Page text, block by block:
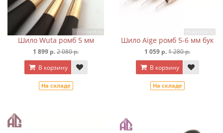
Шило Wuta ромб 5 мм
1 899 р.2 080 р.
В корзину
На складе
Шило Aige ромб 5-6 мм бук
1 059 р.1 280 р.
В корзину
На складе